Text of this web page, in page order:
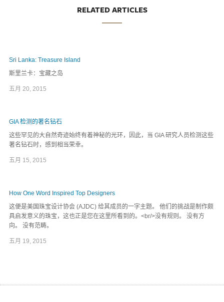
RELATED ARTICLES
Sri Lanka: Treasure Island
斯里兰卡：宝藏之岛
五月 20, 2015
GIA 检测的著名钻石
这些罕见的大自然奇迹始终有着神秘的光环，因此，当 GIA 研究人员检测这些
著名钻石时，感到相当荣幸。
五月 15, 2015
How One Word Inspired Top Designers
这便是美国珠宝设计协会 (AJDC) 给其成员的一字主题。 他们的挑战是制作颇
具启发意义的珠宝，这也正是您在这里所看到的。<br/>没有规则。 没有方
向。 没有范畴。
五月 19, 2015